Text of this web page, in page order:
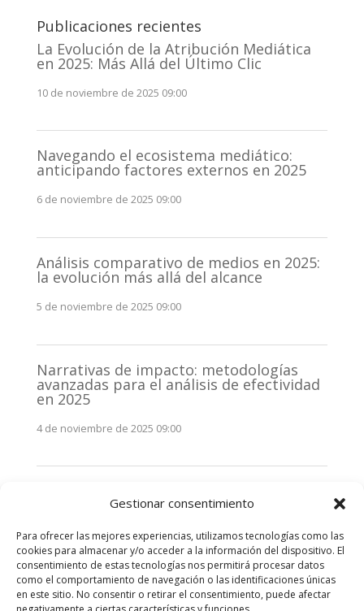
Gestionar consentimiento
Para ofrecer las mejores experiencias, utilizamos tecnologías como las
cookies para almacenar y/o acceder a la información del dispositivo. El
consentimiento de estas tecnologías nos permitirá procesar datos
como el comportamiento de navegación o las identificaciones únicas
en este sitio. No consentir o retirar el consentimiento, puede afectar
Publicaciones recientes
La Evolución de la Atribución Mediática
en 2025: Más Allá del Último Clic
10 de noviembre de 2025 09:00
Navegando el ecosistema mediático:
anticipando factores externos en 2025
6 de noviembre de 2025 09:00
Análisis comparativo de medios en 2025:
la evolución más allá del alcance
5 de noviembre de 2025 09:00
Narrativas de impacto: metodologías
avanzadas para el análisis de efectividad
en 2025
4 de noviembre de 2025 09:00
stakeholders en 2025: La clave de la
3 de noviembre de 2025 09:00
Comentarios recientes